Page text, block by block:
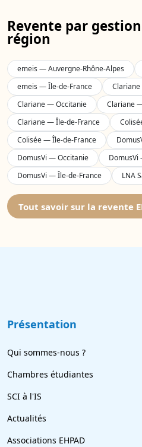
Revente par
région
emeis — Auvergne-Rhône-Alpes
emeis — Île-de-France
Clariane — Occitanie
Clariane
Clariane — Île-de-France
Colisée — Île-de-France
DomusVi — Occitanie
DomusVi
DomusVi — Île-de-France
LNA
Tout savoir sur la revente
Présentation
Qui sommes-nous ?
Chambres étudiantes
SCI à l'IS
Actualités
Associations EHPAD